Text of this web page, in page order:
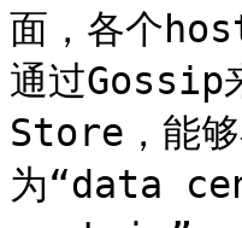
面，各个
通过Gossip
Store，能够
为“data